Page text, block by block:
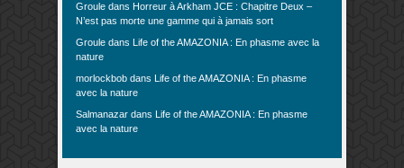
Groule dans Horreur à Arkham JCE : Chapitre Deux –
N’est pas morte une gamme qui à jamais sort
Groule dans Life of the AMAZONIA : En phasme avec la
nature
morlockbob dans Life of the AMAZONIA : En phasme
avec la nature
Salmanazar dans Life of the AMAZONIA : En phasme
avec la nature